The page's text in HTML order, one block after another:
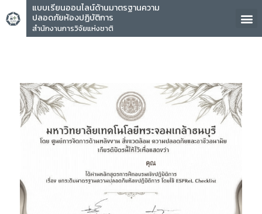
แบบเรียนออนไลน์ด้านมาตรฐานความ
ปลอดภัยห้องปฏิบัติการ
สำนักงานการวิจัยแห่งชาติ
คุณ